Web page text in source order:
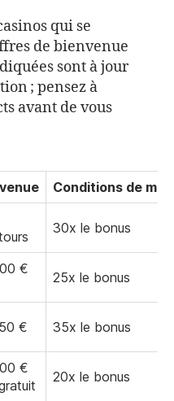
qui se
de bienvenue
sont à jour
; pensez à
avant de vous
Conditions de
30x le bonus
€
25x le bonus
€ 35x le bonus
€
20x le bonus